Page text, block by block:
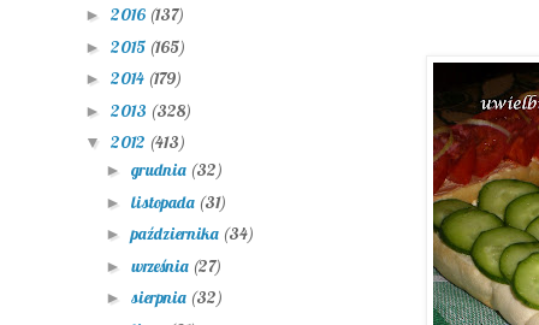
► 2016 (137)
► 2015 (165)
► 2014 (179)
► 2013 (328)
▼ 2012 (413)
► grudnia (32)
► listopada (31)
►października (34)
► września (27)
► sierpnia (32)